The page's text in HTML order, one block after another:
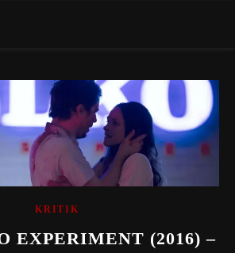
KRITIK
EXPERIMENT (2016) –